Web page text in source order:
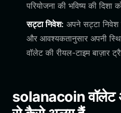
परियोजना की भविष्य की
सट्टा निवेश: अपने सट्टा निवेश
और आवश्यकतानुसार अपनी
वॉलेट की रीयल-टाइम बाज़ार
solanacoin वॉलेट